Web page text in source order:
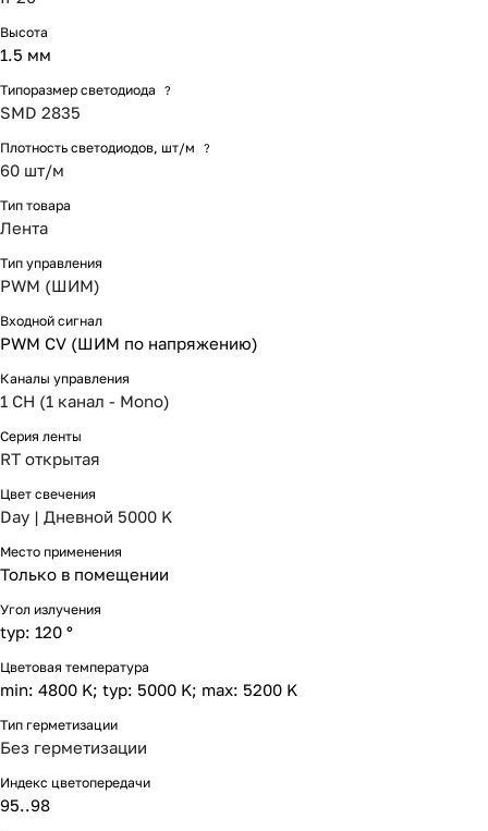
Высота
1.5 мм
Типоразмер светодиода ?
SMD 2835
Плотность светодиодов, шт/м ?
60 шт/м
Тип товара
Лента
Тип управления
PWM (ШИМ)
Входной сигнал
PWM СV (ШИМ по напряжению)
Каналы управления
1 CH (1 канал - Mono)
Серия ленты
RT открытая
Цвет свечения
Day | Дневной 5000 K
Место применения
Только в помещении
Угол излучения
typ: 120 °
Цветовая температура
min: 4800 K; typ: 5000 K; max: 5200 K
Тип герметизации
Без герметизации
Индекс цветопередачи
95..98